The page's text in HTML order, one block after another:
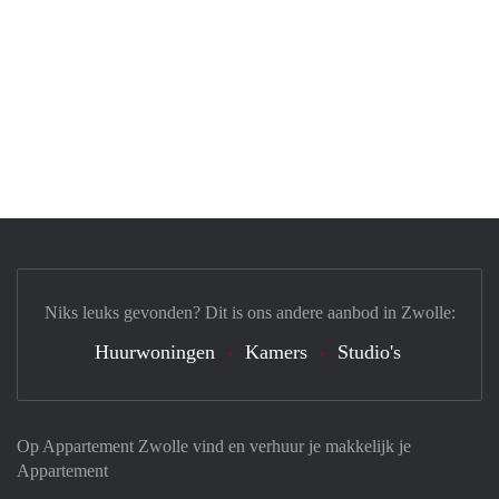
Op Appartement Zwolle vind en verhuur je makkelijk je
Appartement
Niks leuks gevonden? Dit is ons andere aanbod in Zwolle:
Huurwoningen Kamers Studio's